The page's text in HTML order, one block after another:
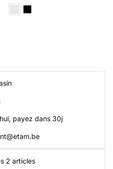
payez dans 30j
2 articles